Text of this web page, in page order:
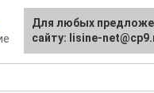
Для любых
сайту: lisine-